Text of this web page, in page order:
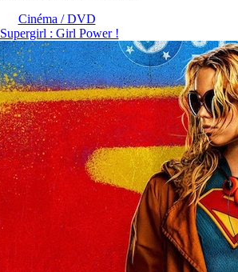
Cinéma / DVD
Supergirl : Girl Power !